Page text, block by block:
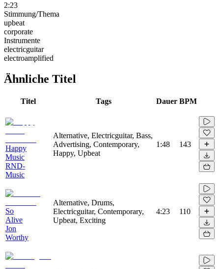
2:23
Stimmung/Thema
upbeat
corporate
Instrumente
electricguitar
electroamplified
Ähnliche Titel
Titel Tags Dauer BPM
Happy
Music
RND-
Music
Alternative, Electricguitar, Bass,
Advertising, Contemporary,
Happy, Upbeat
1:48 143
So
Alive
Jon
Worthy
Alternative, Drums,
Electricguitar, Contemporary,
Upbeat, Exciting
4:23 110